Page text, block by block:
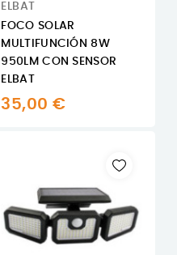
ELBAT
FOCO SOLAR
MULTIFUNCIÓN 8W
950LM CON SENSOR
ELBAT
35,00 €